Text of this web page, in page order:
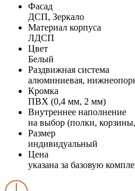
Фасад
ДСП, Зеркало
Материал корпуса
ЛДСП
Цвет
Белый
Раздвижная система
алюминиевая,
Кромка
ПВХ (0,4 мм, 2 мм)
Внутреннее наполнение
на выбор (полки,
Размер
индивидуальный
Цена
указана за базовую